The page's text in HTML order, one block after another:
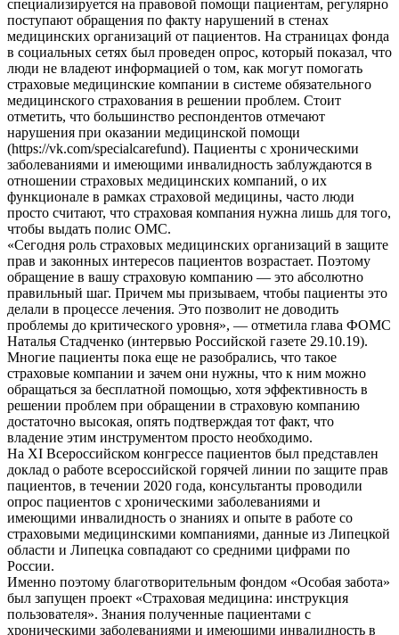
специализируется на правовой помощи пациентам, регулярно
поступают обращения по факту нарушений в стенах
медицинских организаций от пациентов. На страницах фонда
в социальных сетях был проведен опрос, который показал, что
люди не владеют информацией о том, как могут помогать
страховые медицинские компании в системе обязательного
медицинского страхования в решении проблем. Стоит
отметить, что большинство респондентов отмечают
нарушения при оказании медицинской помощи
(https://vk.com/specialcarefund). Пациенты с хроническими
заболеваниями и имеющими инвалидность заблуждаются в
отношении страховых медицинских компаний, о их
функционале в рамках страховой медицины, часто люди
просто считают, что страховая компания нужна лишь для того,
чтобы выдать полис ОМС.
«Сегодня роль страховых медицинских организаций в защите
прав и законных интересов пациентов возрастает. Поэтому
обращение в вашу страховую компанию — это абсолютно
правильный шаг. Причем мы призываем, чтобы пациенты это
делали в процессе лечения. Это позволит не доводить
проблемы до критического уровня», — отметила глава ФОМС
Наталья Стадченко (интервью Российской газете 29.10.19).
Многие пациенты пока еще не разобрались, что такое
страховые компании и зачем они нужны, что к ним можно
обращаться за бесплатной помощью, хотя эффективность в
решении проблем при обращении в страховую компанию
достаточно высокая, опять подтверждая тот факт, что
владение этим инструментом просто необходимо.
На XI Всероссийском конгрессе пациентов был представлен
доклад о работе всероссийской горячей линии по защите прав
пациентов, в течении 2020 года, консультанты проводили
опрос пациентов с хроническими заболеваниями и
имеющими инвалидность о знаниях и опыте в работе со
страховыми медицинскими компаниями, данные из Липецкой
области и Липецка совпадают со средними цифрами по
России.
Именно поэтому благотворительным фондом «Особая забота»
был запущен проект «Страховая медицина: инструкция
пользователя». Знания полученные пациентами с
хроническими заболеваниями и имеющими инвалидность в